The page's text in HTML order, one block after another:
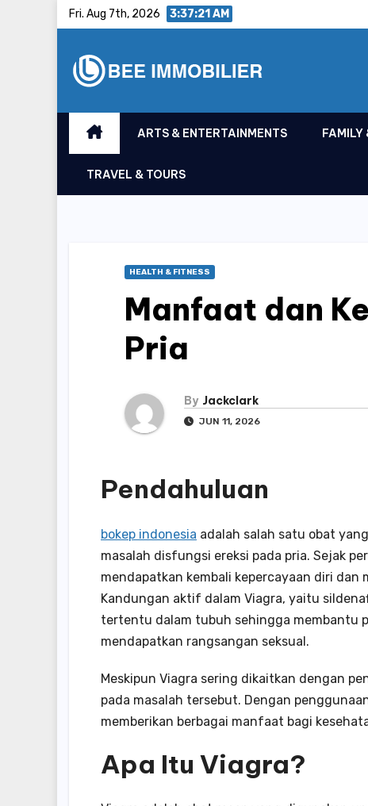
Fri. Aug 7th, 2026 3:37:22 AM
ARTS & ENTERTAINMENTS FAMILY
TRAVEL & TOURS
HEALTH & FITNESS
Manfaat dan
Pria
By Jackclark
JUN 11, 2026
Pendahuluan
bokep indonesia adalah salah satu obat
masalah disfungsi ereksi pada pria. Sejak
mendapatkan kembali kepercayaan diri dan
Kandungan aktif dalam Viagra, yaitu
tertentu dalam tubuh sehingga membantu
mendapatkan rangsangan seksual.
Meskipun Viagra sering dikaitkan dengan
pada masalah tersebut. Dengan
memberikan berbagai manfaat bagi
Apa Itu Viagra?